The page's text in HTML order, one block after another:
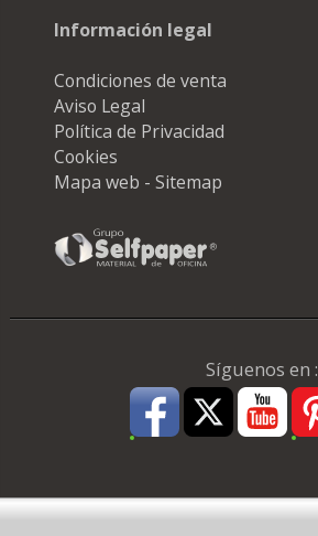
Información legal
Condiciones de venta
Aviso Legal
Política de Privacidad
Cookies
Mapa web - Sitemap
Síguenos en :
Pago Seguro